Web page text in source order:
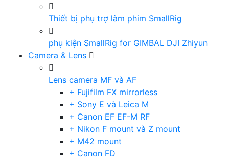
Thiết bị phụ trợ làm phim SmallRig
phụ kiện SmallRig for GIMBAL DJI Zhiyun
Camera & Lens
Lens camera MF và AF
+ Fujifilm FX mirrorless
+ Sony E và Leica M
+ Canon EF EF-M RF
+ Nikon F mount và Z mount
+ M42 mount
+ Canon FD